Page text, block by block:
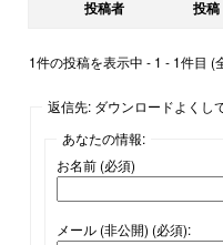
投稿者 投稿
1件の投稿を表示中 - 1 - 1件目 (
返信先: ダウンロードよくし
あなたの情報:
お名前 (必須)
メール (非公開) (必須):